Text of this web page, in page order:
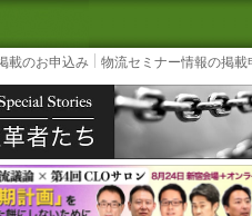
の物流ニュースサイト
3PL, SCMなど国
載のお申込み 物流セミナー情報の掲載